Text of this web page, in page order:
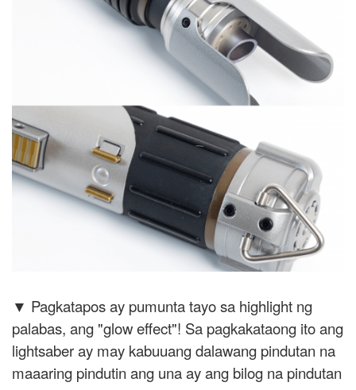
▼ Pagkatapos ay pumunta tayo sa highlight ng
palabas, ang "glow effect"! Sa pagkakataong ito ang
lightsaber ay may kabuuang dalawang pindutan na
maaaring pindutin ang una ay ang bilog na pindutan